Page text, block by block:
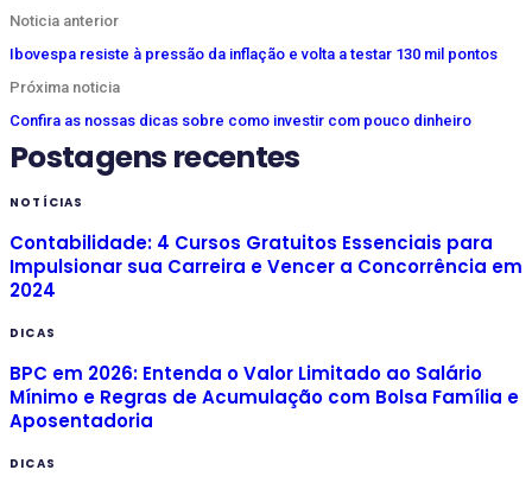
Noticia anterior
Ibovespa resiste à pressão da inflação e volta a testar 130 mil pontos
Próxima noticia
Confira as nossas dicas sobre como investir com pouco dinheiro
Postagens recentes
NOTÍCIAS
Contabilidade: 4 Cursos Gratuitos Essenciais para
Impulsionar sua Carreira e Vencer a Concorrência em
2024
DICAS
BPC em 2026: Entenda o Valor Limitado ao Salário
Mínimo e Regras de Acumulação com Bolsa Família e
Aposentadoria
DICAS